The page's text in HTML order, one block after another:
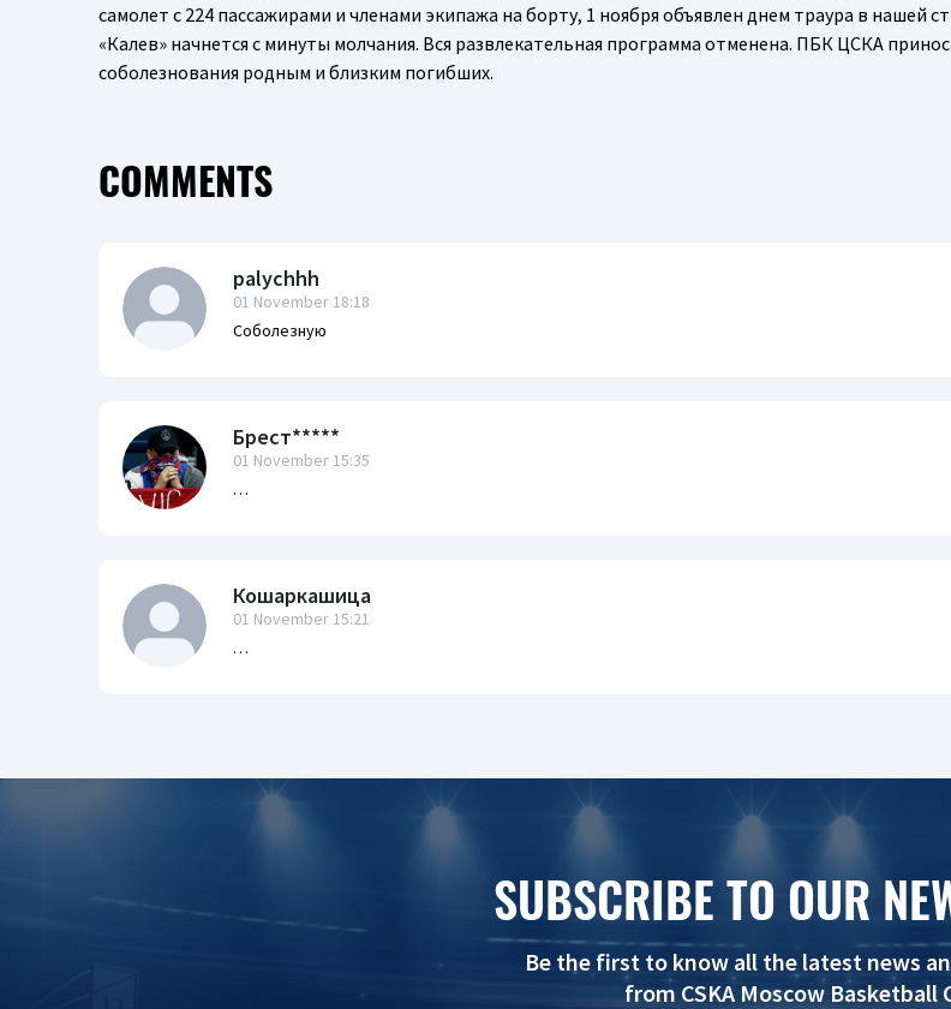
самолет с 224 пассажирами и членами экипажа на борту, 1 ноября объявлен днем траура в нашей
«Калев» начнется с минуты молчания. Вся развлекательная программа отменена. ПБК ЦСКА
соболезнования родным и близким погибших.
COMMENTS
palychhh
01 November 18:18
Соболезную
Брест*****
01 November 15:35
…
Кошаркашица
01 November 15:21
…
SUBSCRIBE TO OUR
Be the first to know all the latest news
from CSKA Moscow Basketball